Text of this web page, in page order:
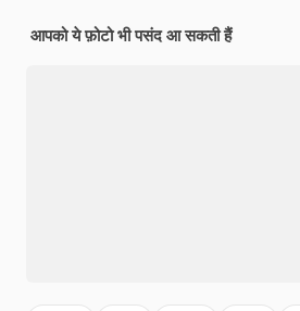
आपको ये फ़ोटो भी पसंद आ सकती हैं